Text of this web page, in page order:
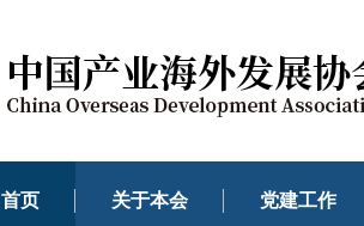
首页 关于本会 党建工作